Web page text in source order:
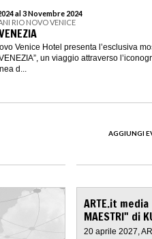
al 3 Novembre 2024
RIO NOVO VENICE
Venice Hotel presenta l’esclusiva
un viaggio attraverso
d...
AGGIUNGI
ARTE.it
MAESTRI" di
20 aprile 2027,